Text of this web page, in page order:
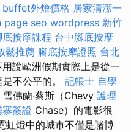
buffet外燴價格 居家清潔一
page seo wordpress 新竹
底按摩課程 台中腳底按摩
鬆推薦 腳底按摩證照 台北
用說歐洲假期實際上是從一
不公平的。 記帳士 自學
佛蘭·蔡斯（Chevy 護理
寨簽證 Chase）的電影很
虹燈中的城市不僅是賭博